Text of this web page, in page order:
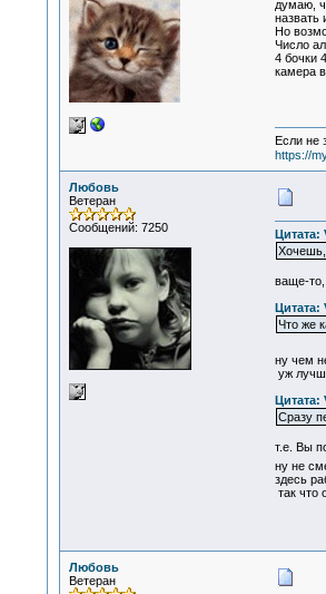
думаю,
назвать
Но
Число
4 бочки
камера
Если не
https://
Любовь
Ветеран
Сообщений: 7250
Цитата:
ваще-то,
Цитата:
Что же
ну чем
уж
Цитата:
Сразу
т.е. Вы
ну не
здесь
так что
Любовь
Ветеран